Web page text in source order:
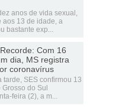
anos de vida sexual,
13 de idade, a
bastante exp...
Com 16
dia, MS registra
coronavírus
tarde, SES confirmou 13
do Sul
feira (2), a m...